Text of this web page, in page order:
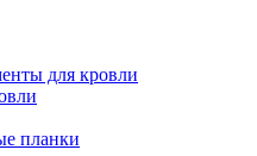
для кровли
планки